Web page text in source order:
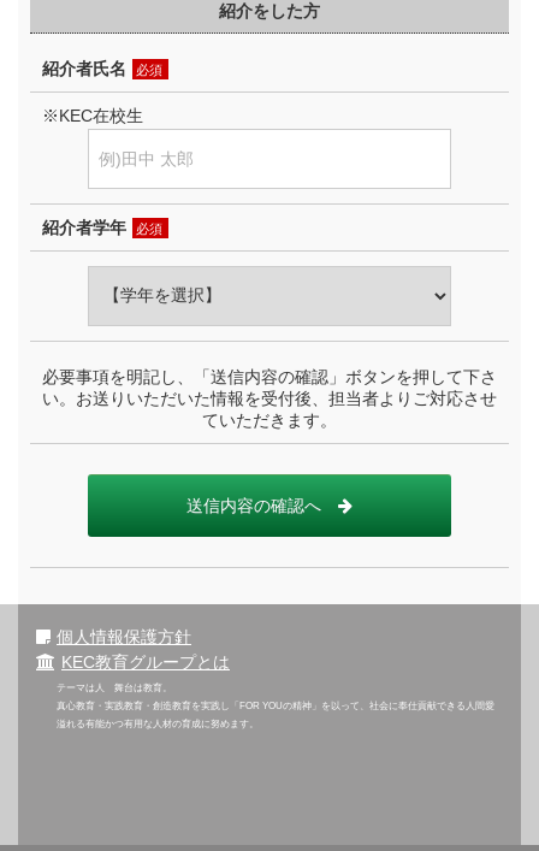
紹介をした方
紹介者氏名 必須
※KEC在校生
紹介者学年 必須
必要事項を明記し、「送信内容の確認」ボタンを押して下さ
い。お送りいただいた情報を受付後、担当者よりご対応させ
ていただきます。
送信内容の確認へ
個人情報保護方針
KEC教育グループとは
テーマは人 舞台は教育。
真心教育・実践教育・創造教育を実践し「FOR YOUの精神」を以って、社会に奉仕貢献できる人間愛
溢れる有能かつ有用な人材の育成に努めます。